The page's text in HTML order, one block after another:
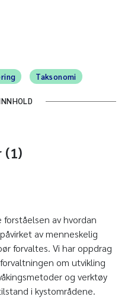
Taksonomi
(1)
forståelsen av hvordan
av menneskelig
forvaltes. Vi har oppdrag
om utvikling
og verktøy
i kystområdene.